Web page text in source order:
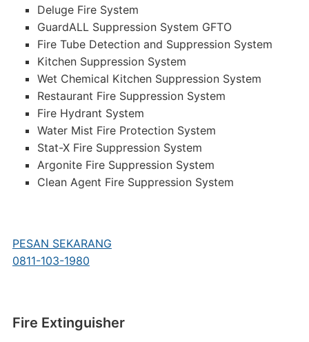
Deluge Fire System
GuardALL Suppression System GFTO
Fire Tube Detection and Suppression System
Kitchen Suppression System
Wet Chemical Kitchen Suppression System
Restaurant Fire Suppression System
Fire Hydrant System
Water Mist Fire Protection System
Stat-X Fire Suppression System
Argonite Fire Suppression System
Clean Agent Fire Suppression System
PESAN SEKARANG
0811-103-1980
Fire Extinguisher